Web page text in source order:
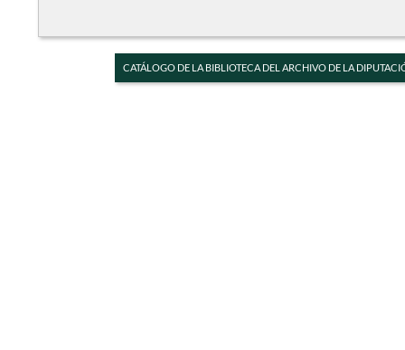
CATÁLOGO DE LA BIBLIOTECA DEL ARCHIVO DE LA